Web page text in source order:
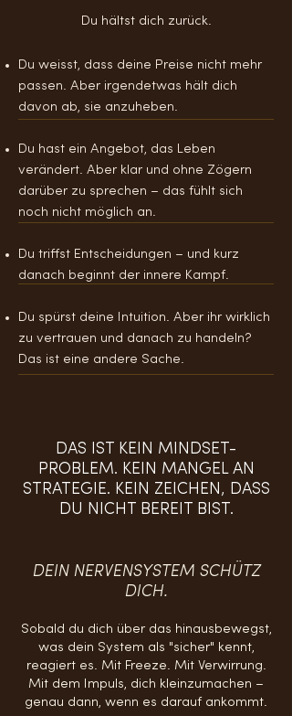
Du hältst dich zurück.
Du weisst, dass deine Preise nicht mehr
passen. Aber irgendetwas hält dich
davon ab, sie anzuheben.
Du hast ein Angebot, das Leben
verändert. Aber klar und ohne Zögern
darüber zu sprechen – das fühlt sich
noch nicht möglich an.
Du triffst Entscheidungen – und kurz
danach beginnt der innere Kampf.
Du spürst deine Intuition. Aber ihr wirklich
zu vertrauen und danach zu handeln?
Das ist eine andere Sache.
DAS IST KEIN MINDSET-
PROBLEM. KEIN MANGEL AN
STRATEGIE. KEIN ZEICHEN, DASS
DU NICHT BEREIT BIST.
DEIN NERVENSYSTEM SCHÜTZ
DICH.
Sobald du dich über das hinausbewegst,
was dein System als "sicher" kennt,
reagiert es. Mit Freeze. Mit Verwirrung.
Mit dem Impuls, dich kleinzumachen –
genau dann, wenn es darauf ankommt.